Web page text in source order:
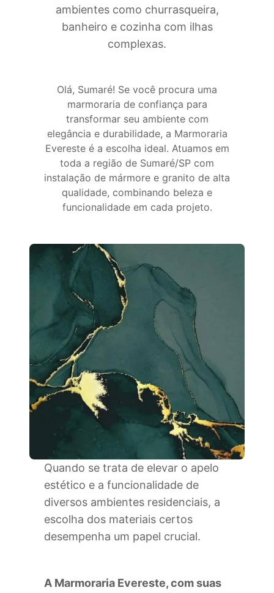
ambientes como churrasqueira,
banheiro e cozinha com ilhas
complexas.
Olá, Sumaré! Se você procura uma
marmoraria de confiança para
transformar seu ambiente com
elegância e durabilidade, a Marmoraria
Evereste é a escolha ideal. Atuamos em
toda a região de Sumaré/SP com
instalação de mármore e granito de alta
qualidade, combinando beleza e
funcionalidade em cada projeto.
Quando se trata de elevar o apelo
estético e a funcionalidade de
diversos ambientes residenciais, a
escolha dos materiais certos
desempenha um papel crucial.
A Marmoraria Evereste, com suas